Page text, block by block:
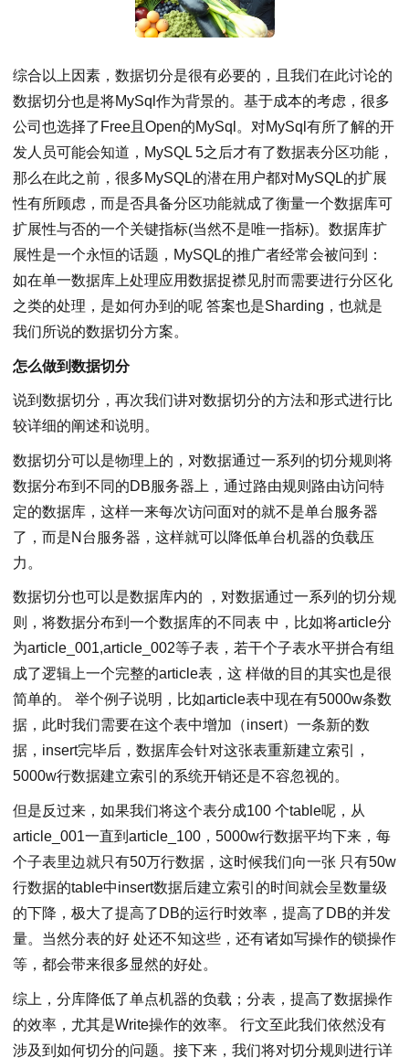
综合以上因素，数据切分是很有必要的，且我们在此讨论的
数据切分也是将MySql作为背景的。基于成本的考虑，很多
公司也选择了Free且Open的MySql。对MySql有所了解的开
发人员可能会知道，MySQL 5之后才有了数据表分区功能，
那么在此之前，很多MySQL的潜在用户都对MySQL的扩展
性有所顾虑，而是否具备分区功能就成了衡量一个数据库可
扩展性与否的一个关键指标(当然不是唯一指标)。数据库扩
展性是一个永恒的话题，MySQL的推广者经常会被问到：
如在单一数据库上处理应用数据捉襟见肘而需要进行分区化
之类的处理，是如何办到的呢 答案也是Sharding，也就是
我们所说的数据切分方案。
怎么做到数据切分
说到数据切分，再次我们讲对数据切分的方法和形式进行比
较详细的阐述和说明。
数据切分可以是物理上的，对数据通过一系列的切分规则将
数据分布到不同的DB服务器上，通过路由规则路由访问特
定的数据库，这样一来每次访问面对的就不是单台服务器
了，而是N台服务器，这样就可以降低单台机器的负载压
力。
数据切分也可以是数据库内的 ，对数据通过一系列的切分规
则，将数据分布到一个数据库的不同表 中，比如将article分
为article_001,article_002等子表，若干个子表水平拼合有组
成了逻辑上一个完整的article表，这 样做的目的其实也是很
简单的。 举个例子说明，比如article表中现在有5000w条数
据，此时我们需要在这个表中增加（insert）一条新的数
据，insert完毕后，数据库会针对这张表重新建立索引，
5000w行数据建立索引的系统开销还是不容忽视的。
但是反过来，如果我们将这个表分成100 个table呢，从
article_001一直到article_100，5000w行数据平均下来，每
个子表里边就只有50万行数据，这时候我们向一张 只有50w
行数据的table中insert数据后建立索引的时间就会呈数量级
的下降，极大了提高了DB的运行时效率，提高了DB的并发
量。当然分表的好 处还不知这些，还有诸如写操作的锁操作
等，都会带来很多显然的好处。
综上，分库降低了单点机器的负载；分表，提高了数据操作
的效率，尤其是Write操作的效率。 行文至此我们依然没有
涉及到如何切分的问题。接下来，我们将对切分规则进行详